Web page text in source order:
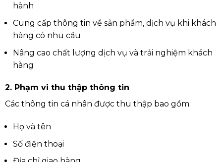
hành
Cung cấp thông tin về sản phẩm, dịch vụ khi khách
hàng có nhu cầu
Nâng cao chất lượng dịch vụ và trải nghiệm khách
hàng
2. Phạm vi thu thập thông tin
Các thông tin cá nhân được thu thập bao gồm:
Họ và tên
Số điện thoại